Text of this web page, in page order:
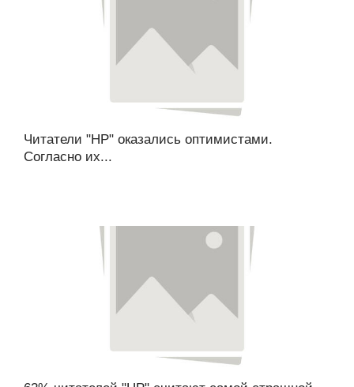
Читатели "НР" оказались оптимистами.
Согласно их...